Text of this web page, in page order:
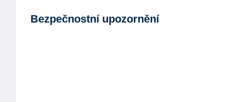
Bezpečnostní upozornění